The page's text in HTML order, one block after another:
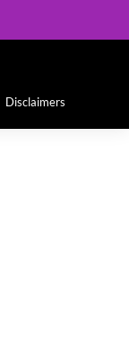
Disclaimers